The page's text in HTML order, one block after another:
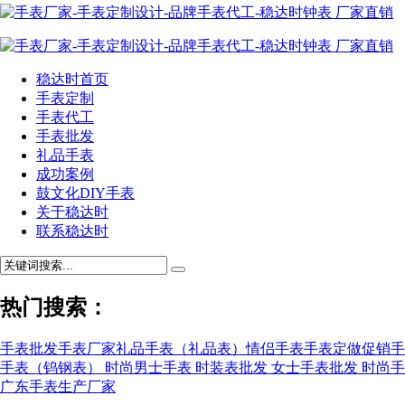
稳达时首页
手表定制
手表代工
手表批发
礼品手表
成功案例
鼓文化DIY手表
关于稳达时
联系稳达时
热门搜索：
手表批发手表厂家礼品手表（礼品表）情侣手表手表定做促销
手表（钨钢表）
时尚男士手表 时装表批发 女士手表批发 时尚
广东手表生产厂家